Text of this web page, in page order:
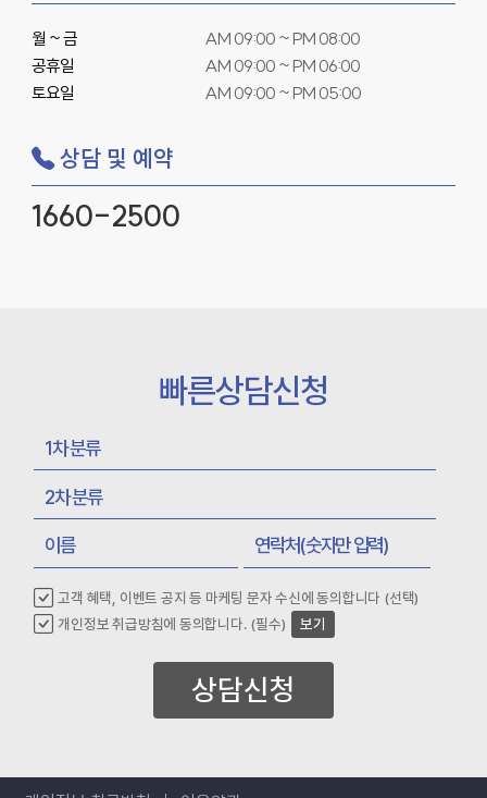
월 ~ 금
공휴일
토요일
AM 09:00 ~ PM 08:00
AM 09:00 ~ PM 06:00
AM 09:00 ~ PM 05:00
상담 및 예약
1660-2500
빠른상담신청
고객 혜택, 이벤트 공지 등 마케팅 문자 수신에 동의합니다 (선택)
개인정보 취급방침에 동의합니다. (필수)
보기
상담신청